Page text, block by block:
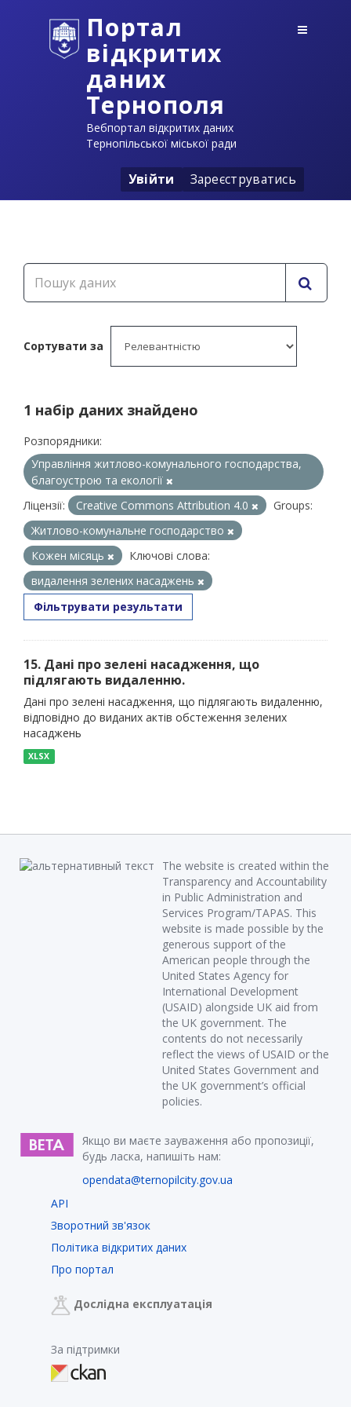
Портал
відкритих
даних
Тернополя
Вебпортал відкритих даних
Тернопільської міської ради
Увійти Зареєструватись
Сортувати за
1 набір даних знайдено
Розпорядники:
Управління житлово-комунального господарства,
благоустрою та екології
Ліцензії:
Creative Commons Attribution 4.0
Groups:
Житлово-комунальне господарство
Кожен місяць
Ключові слова:
видалення зелених насаджень
Фільтрувати результати
15. Дані про зелені насадження, що
підлягають видаленню.
Дані про зелені насадження, що підлягають видаленню,
відповідно до виданих актів обстеження зелених
насаджень
XLSX
The website is created within the
Transparency and Accountability
in Public Administration and
Services Program/TAPAS. This
website is made possible by the
generous support of the
American people through the
United States Agency for
International Development
(USAID) alongside UK aid from
the UK government. The
contents do not necessarily
reflect the views of USAID or the
United States Government and
the UK government’s official
policies.
Якщо ви маєте зауваження або пропозиції,
будь ласка, напишіть нам:
opendata@ternopilcity.gov.ua
API
Зворотний зв'язок
Політика відкритих даних
Про портал
Дослідна експлуатація
За підтримки